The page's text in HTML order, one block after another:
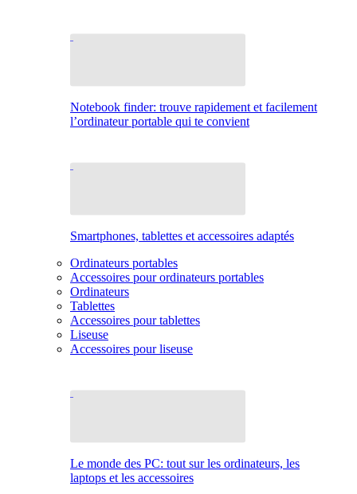
Notebook finder: trouve rapidement et facilement
l’ordinateur portable qui te convient
Smartphones, tablettes et accessoires adaptés
Ordinateurs portables
Accessoires pour ordinateurs portables
Ordinateurs
Tablettes
Accessoires pour tablettes
Liseuse
Accessoires pour liseuse
Le monde des PC: tout sur les ordinateurs, les
laptops et les accessoires